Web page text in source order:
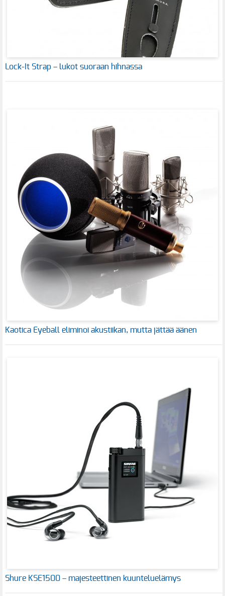
Lock-It Strap – lukot suoraan hihnassa
Kaotica Eyeball eliminoi akustiikan, mutta jättää äänen
Shure KSE1500 – majesteettinen kuunteluelämys